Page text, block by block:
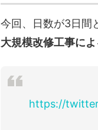
今回、日数が3日間
大規模改修工事に
https://